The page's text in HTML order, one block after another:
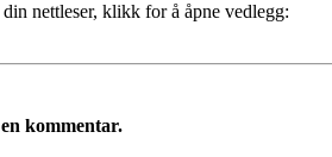
nettleser, klikk for å åpne vedlegg:
kommentar.